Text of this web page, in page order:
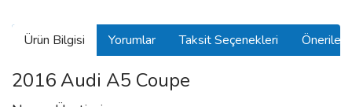
Ürün Bilgisi Yorumlar Taksit Seçenekleri
2016 Audi A5 Coupe